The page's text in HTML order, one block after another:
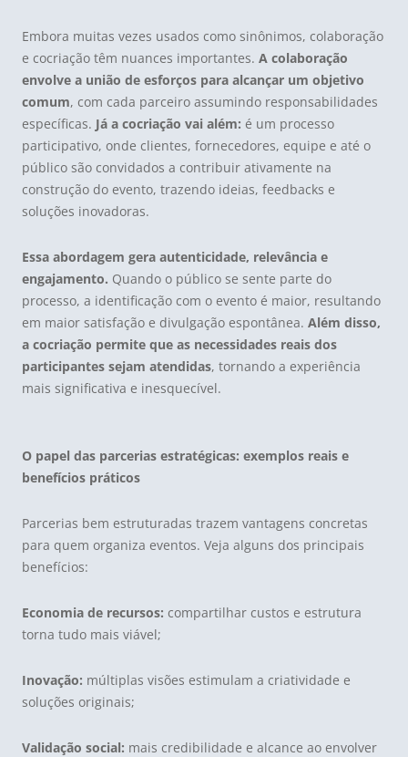
Embora muitas vezes usados como sinônimos, colaboração
e cocriação têm nuances importantes. A colaboração
envolve a união de esforços para alcançar um objetivo
comum, com cada parceiro assumindo responsabilidades
específicas. Já a cocriação vai além: é um processo
participativo, onde clientes, fornecedores, equipe e até o
público são convidados a contribuir ativamente na
construção do evento, trazendo ideias, feedbacks e
soluções inovadoras.
Essa abordagem gera autenticidade, relevância e
engajamento. Quando o público se sente parte do
processo, a identificação com o evento é maior, resultando
em maior satisfação e divulgação espontânea. Além disso,
a cocriação permite que as necessidades reais dos
participantes sejam atendidas, tornando a experiência
mais significativa e inesquecível.
O papel das parcerias estratégicas: exemplos reais e
benefícios práticos
Parcerias bem estruturadas trazem vantagens concretas
para quem organiza eventos. Veja alguns dos principais
benefícios:
Economia de recursos: compartilhar custos e estrutura
torna tudo mais viável;
Inovação: múltiplas visões estimulam a criatividade e
soluções originais;
Validação social: mais credibilidade e alcance ao envolver